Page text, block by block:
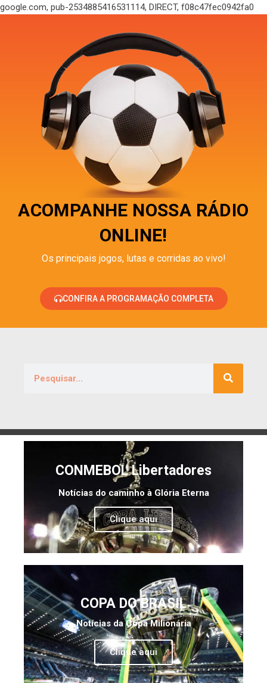
google.com, pub-2534885416531114, DIRECT, f08c47fec0942fa0
ACOMPANHE NOSSA RÁDIO
ONLINE!
Os principais jogos, lutas e corridas ao vivo!
CONFIRA A PROGRAMAÇÃO COMPLETA
CONMEBOL Libertadores
Notícias do caminho à Glória Eterna
Clique aqui
COPA DO BRASIL
Notícias da Copa Milionária
Clique aqui